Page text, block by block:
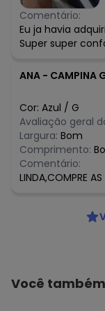
Comentário:
Eu ja havia
Super super
ANA - CAMPINA
Cor: Azul / G
Avaliação geral
Largura: Bom
Comprimento:
Comentário:
LINDA,COMPRE
Você